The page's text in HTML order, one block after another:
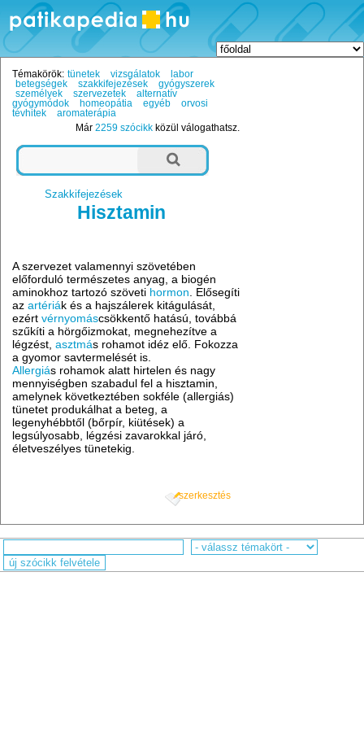
Témakörök: tünetek vizsgálatok
labor
betegségek
szakkifejezések
gyógyszerek
személyek
szervezetek
alternatív
gyógymódok
homeopátia egyéb
orvosi
tévhitek
aromaterápia
Már2259 szócikk közül válogathatsz.
Szakkifejezések
Hisztamin
A szervezet valamennyi szövetében
előforduló természetes anyag, a biogén
aminokhoz tartozó szöveti hormon . Elősegíti
azartériák és a hajszálerek kitágulását,
ezértvérnyomáscsökkentő hatású, továbbá
szűkíti a hörgőizmokat, megnehezítve a
légzést,asztmás rohamot idéz elő. Fokozza
a gyomor savtermelését is.
Allergiás rohamok alatt hirtelen és nagy
mennyiségben szabadul fel a hisztamin,
amelynek következtében sokféle (allergiás)
tünetet produkálhat a beteg, a
legenyhébbtől (bőrpír, kiütések) a
legsúlyosabb, légzési zavarokkal járó,
életveszélyes tünetekig.
szerkesztés